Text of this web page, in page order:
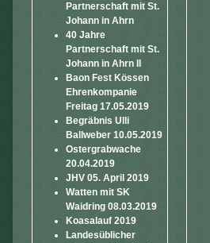
Partnerschaft mit St.
Johann in Ahrn
40 Jahre
Partnerschaft mit St.
Johann in Ahrn II
Baon Fest Kössen
Ehrenkompanie
Freitag 17.05.2019
Begräbnis Ulli
Ballweber 10.05.2019
Ostergrabwache
20.04.2019
JHV 05. April 2019
Watten mit SK
Waidring 08.03.2019
Koasalauf 2019
Landesüblicher